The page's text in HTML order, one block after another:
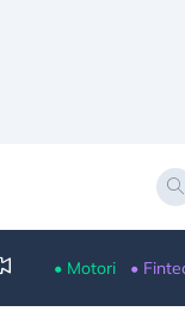
• Motori •